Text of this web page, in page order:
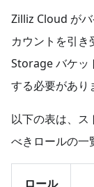
Zilliz Cloud が
カウントを引
Storage バケッ
する必要があり
以下の表は、ス
べきロールの一
ロール